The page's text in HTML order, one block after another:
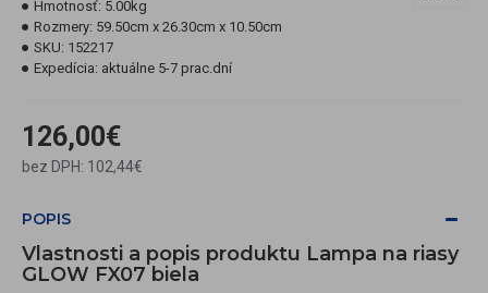
126,00€
bez DPH: 102,44€
Hmotnosť: 5.00kg
Rozmery: 59.50cm x 26.30cm x 10.50cm
SKU: 152217
Expedícia: aktuálne 5-7 prac.dní
POPIS
Vlastnosti a popis produktu Lampa na riasy
GLOW FX07 biela